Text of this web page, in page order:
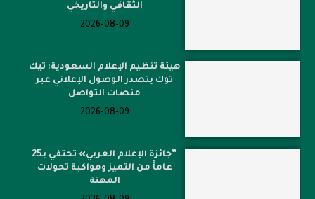
الثقافي والتاريخي
2026-08-09
هيئة تنظيم الإعلام السعودية: تيك
توك يتصدر الوصول الإعلاني عبر
منصات التواصل
2026-08-09
“جائزة الإعلام العربي» تحتفي بـ25
عاماً من التميز ومواكبة تحولات
المهنة